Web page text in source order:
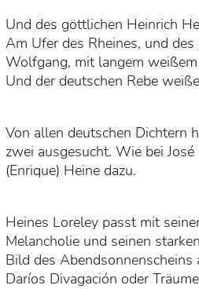
Und des göttlichen Heinrich
Am Ufer des Rheines, und
Wolfgang, mit langem
Und der deutschen Rebe
Von allen deutschen Dichtern
zwei ausgesucht. Wie bei
(Enrique) Heine dazu.
Heines Loreley passt mit
Melancholie und seinen
Bild des Abendsonnenscheins
Daríos Divagación oder